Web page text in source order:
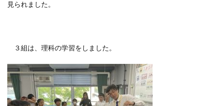
見られました。
３組は、理科の学習をしました。